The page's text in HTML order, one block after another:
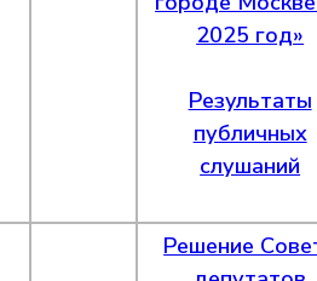
2025 год»
Результаты
публичных
слушаний
Решение